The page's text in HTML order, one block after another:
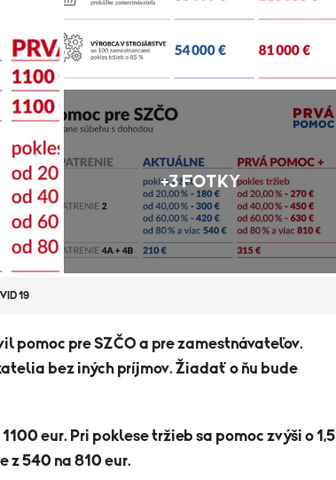
+3 FOTKY
19
pomoc pre SZČO a pre zamestnávateľov.
bez iných príjmov. Žiadať o ňu bude
eur. Pri poklese tržieb sa pomoc zvýši o 1,5
z 540 na 810 eur.